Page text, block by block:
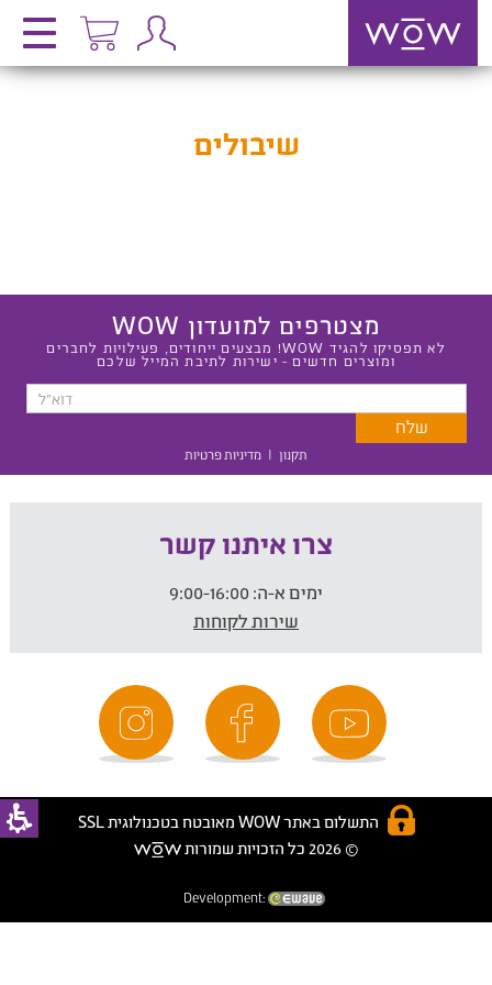
שיבולים
מצטרפים למועדון WOW
לא תפסיקו להגיד WOW! מבצעים ייחודים, פעילויות לחברים
ומוצרים חדשים - ישירות לתיבת המייל שלכם
תקנון | מדיניות פרטיות
צרו איתנו קשר
ימים א-ה:
שירות לקוחות
התשלום באתר WOW מאובטח בטכנולוגית SSL
© 2026 כל הזכויות שמורות
Development: